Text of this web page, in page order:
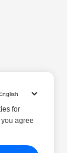
for
agree